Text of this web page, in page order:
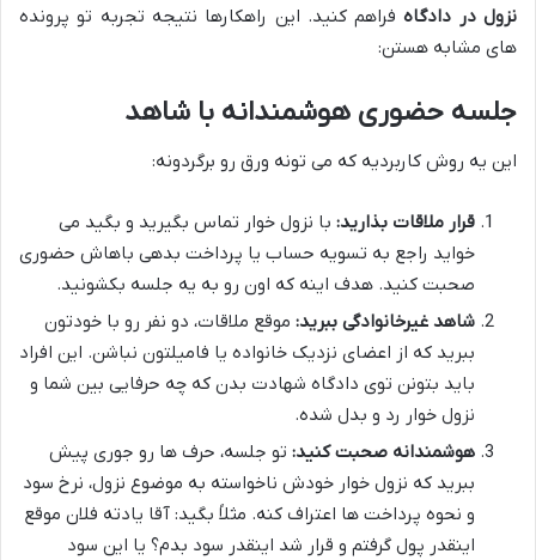
نزول در دادگاهفراهم کنید. این راهکارها نتیجه تجربه تو پرونده
های مشابه هستن:
جلسه حضوری هوشمندانه با شاهد
این یه روش کاربردیه که می تونه ورق رو برگردونه:
قرار ملاقات بذارید: با نزول خوار تماس بگیرید و بگید می
خواید راجع به تسویه حساب یا پرداخت بدهی باهاش حضوری
صحبت کنید. هدف اینه که اون رو به یه جلسه بکشونید.
شاهد غیرخانوادگی ببرید: موقع ملاقات، دو نفر رو با خودتون
ببرید که از اعضای نزدیک خانواده یا فامیلتون نباشن. این افراد
باید بتونن توی دادگاه شهادت بدن که چه حرفایی بین شما و
نزول خوار رد و بدل شده.
هوشمندانه صحبت کنید: تو جلسه، حرف ها رو جوری پیش
ببرید که نزول خوار خودش ناخواسته به موضوع نزول، نرخ سود
و نحوه پرداخت ها اعتراف کنه. مثلاً بگید: آقا یادته فلان موقع
اینقدر پول گرفتم و قرار شد اینقدر سود بدم؟ یا این سود